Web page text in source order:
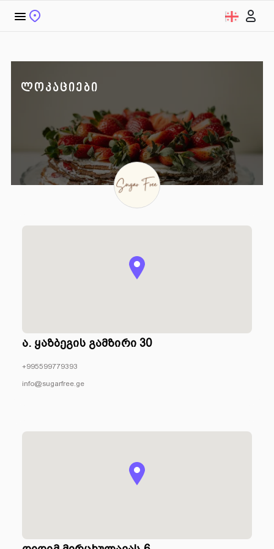
ᲚᲝᲙᲐᲪᲘᲔᲑᲘ
ა. ყაზბეგის გამზირი 30
+995599779393
info@sugarfree.ge